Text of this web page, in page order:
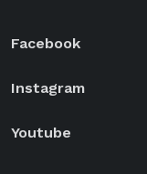
Facebook
Instagram
Youtube